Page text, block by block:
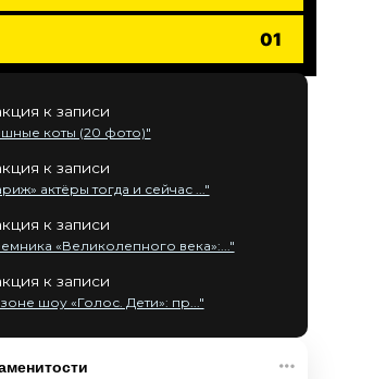
01
к записи
коты (20 фото)"
к записи
актёры тогда и сейчас ..."
к записи
«Великолепного века»:..."
к записи
шоу «Голос. Дети»: пр..."